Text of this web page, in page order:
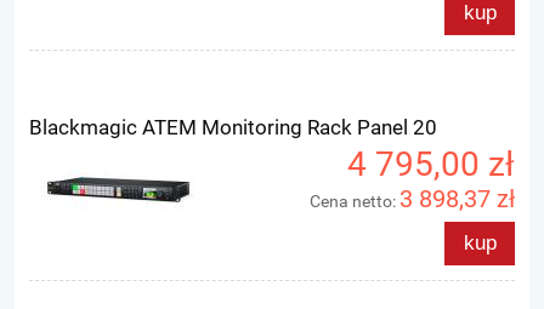
kup
Blackmagic ATEM Monitoring Rack Panel 20
4 795,00 zł
Cena netto: 3 898,37 zł
kup